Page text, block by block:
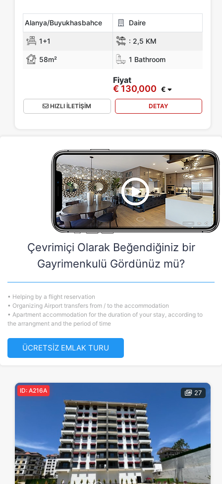
Alanya/Buyukhasbahce Daire
1+1 : 2,5 KM
58m² 1 Bathroom
Fiyat
€ 130,000 €
HIZLI İLETİŞİM DETAY
Çevrimiçi Olarak Beğendiğiniz bir
Gayrimenkulü Gördünüz mü?
• Helping by a flight reservation
• Organizing Airport transfers from / to the accommodation
• Apartment accommodation for the duration of your stay, according to
the arrangment and the period of time
ÜCRETSİZ EMLAK TURU
27
ID: A216A